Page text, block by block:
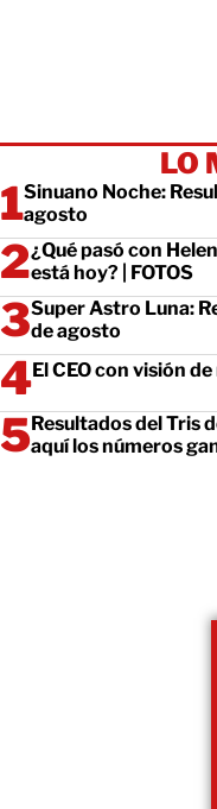
LO
Sinuano Noche:
agosto
¿Qué pasó con
está hoy? | FOTOS
Super Astro Luna:
de agosto
El CEO con visión
Resultados del Tris
aquí los números